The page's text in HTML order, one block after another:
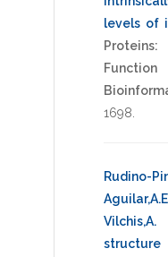
levels of
1698
Rudino-
Vilchis,A.